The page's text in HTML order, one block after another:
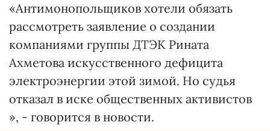
«Антимонопольщиков хотели обязать
рассмотреть заявление о создании
компаниями группы ДТЭК Рината
Ахметова искусственного дефицита
электроэнергии этой зимой. Но судья
отказал в иске общественных активистов
», - говорится в новости.